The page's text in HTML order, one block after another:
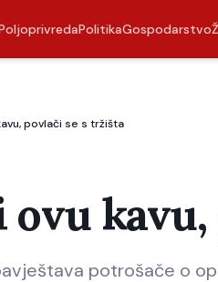
PolitikaGospodarstvo
povlači se s tržišta
potrošače o